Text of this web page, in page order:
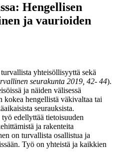
Hengellisen
ja vaurioiden
yhteisöllisyyttä sekä
seurakunta 2019, 42- 44).
ja näiden välisessä
kokea hengellistä väkivaltaa tai
seurauksista.
edellyttää tietoisuuden
ja rakenteita
on turvallista osallistua ja
Työ on yhteistä ja kaikkien